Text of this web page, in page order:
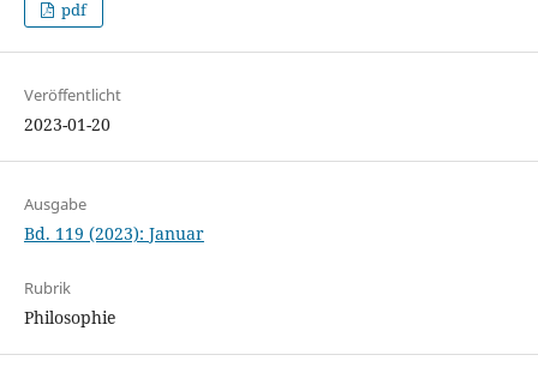
pdf
Veröffentlicht
2023-01-20
Ausgabe
Bd. 119 (2023): Januar
Rubrik
Philosophie